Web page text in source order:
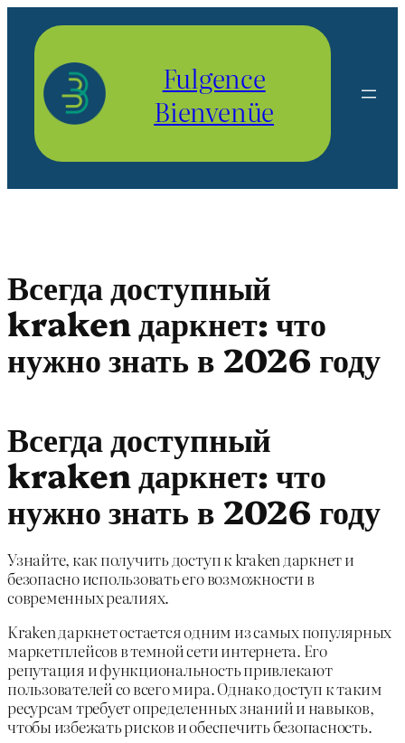
contenu
Fulgence
Bienvenüe
Всегда доступный
kraken даркнет: что
нужно знать в 2026 году
Всегда доступный
kraken даркнет: что
нужно знать в 2026 году
Узнайте, как получить доступ к kraken даркнет и
безопасно использовать его возможности в
современных реалиях.
Kraken даркнет остается одним из самых популярных
маркетплейсов в темной сети интернета. Его
репутация и функциональность привлекают
пользователей со всего мира. Однако доступ к таким
ресурсам требует определенных знаний и навыков,
чтобы избежать рисков и обеспечить безопасность.